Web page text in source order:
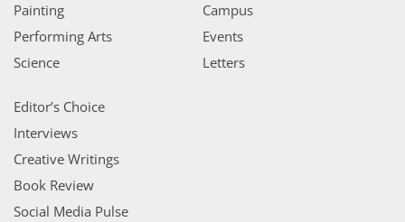
Painting
Performing Arts
Science
Campus
Events
Letters
Editor’s Choice
Interviews
Creative Writings
Book Review
Social Media Pulse